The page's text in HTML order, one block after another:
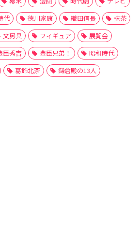
代 徳川家康 織田信長
抹茶
文房具 フィギュア
展覧会
臣秀吉 豊臣兄弟！
昭和時代
葛飾北斎 鎌倉殿の13人